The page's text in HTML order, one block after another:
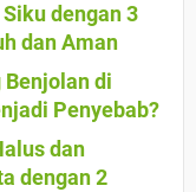
dengan 3
dan Aman
di
Penyebab?
dan
dengan 2